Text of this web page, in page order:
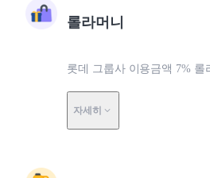
롤라머니
롯데 그룹사 이용금액 7% 롤
자세히